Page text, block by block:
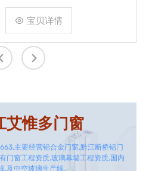
宝贝详情
艾惟多门窗
主要经营铝合金门窗,黔江断桥铝门
门窗工程资质,玻璃幕墙工程资质,国内
,及中空玻璃生产线。